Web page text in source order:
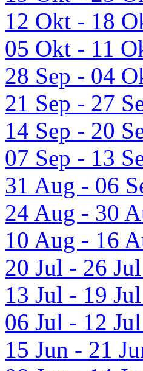
12 Okt - 18
05 Okt - 11
28 Sep - 04
21 Sep - 27
14 Sep - 20
07 Sep - 13
31 Aug - 06
24 Aug - 30
10 Aug - 16
20 Jul - 26
13 Jul - 19
06 Jul - 12
15 Jun - 21